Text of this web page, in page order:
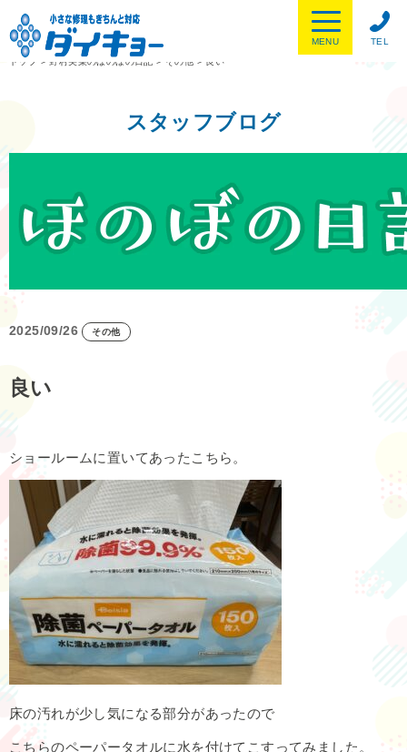
TEL
MENU
トップ
>野村美菜のほのぼの日記 > その他 > 良い
スタッフブログ
2025/09/26 その他
良い
ショールームに置いてあったこちら。
床の汚れが少し気になる部分があったので
こちらのペーパータオルに水を付けてこすってみました。